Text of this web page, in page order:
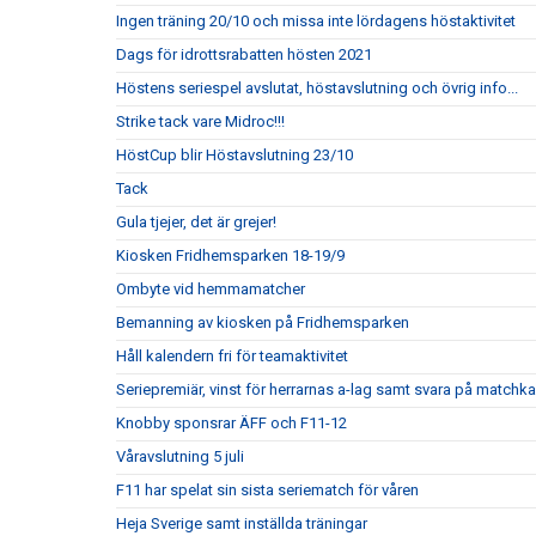
Ingen träning 20/10 och missa inte lördagens höstaktivitet
Dags för idrottsrabatten hösten 2021
Höstens seriespel avslutat, höstavslutning och övrig info...
Strike tack vare Midroc!!!
HöstCup blir Höstavslutning 23/10
Tack
Gula tjejer, det är grejer!
Kiosken Fridhemsparken 18-19/9
Ombyte vid hemmamatcher
Bemanning av kiosken på Fridhemsparken
Håll kalendern fri för teamaktivitet
Seriepremiär, vinst för herrarnas a-lag samt svara på
Knobby sponsrar ÄFF och F11-12
Våravslutning 5 juli
F11 har spelat sin sista seriematch för våren
Heja Sverige samt inställda träningar